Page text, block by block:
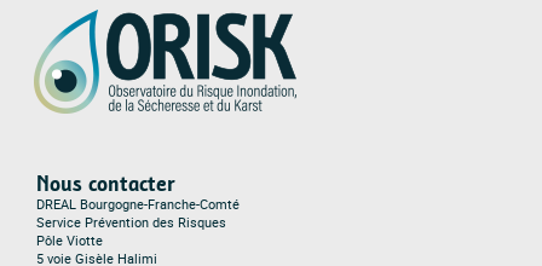
Nous contacter
DREAL Bourgogne-Franche-Comté
Service Prévention des Risques
Pôle Viotte
5 voie Gisèle Halimi